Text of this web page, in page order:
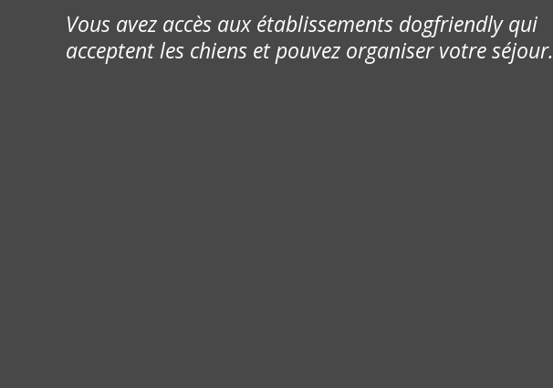
Vous avez accès aux établissements dogfriendly qui
acceptent les chiens et pouvez organiser votre séjour.